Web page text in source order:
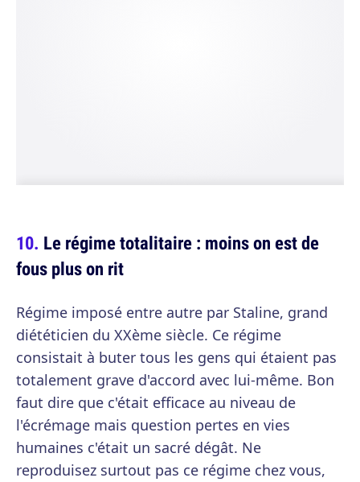
Le régime totalitaire : moins on est de
fous plus on rit
Régime imposé entre autre par Staline, grand
diététicien du XXème siècle. Ce régime
consistait à buter tous les gens qui étaient pas
totalement grave d'accord avec lui-même. Bon
faut dire que c'était efficace au niveau de
l'écrémage mais question pertes en vies
humaines c'était un sacré dégât. Ne
reproduisez surtout pas ce régime chez vous,